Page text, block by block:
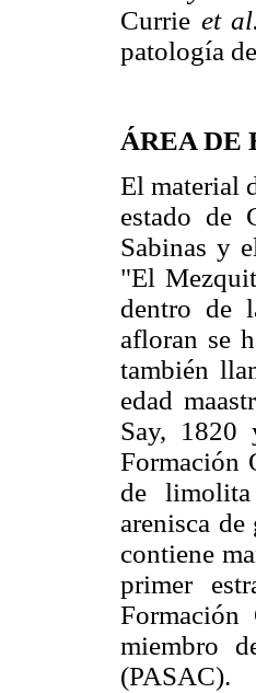
Currie et al.
patología
ÁREA DE
El material
estado de
Sabinas y
"El
dentro de
afloran se
también
edad
Say,
Formación
de limolita
arenisca
contiene
primer
miembro
(PASAC).